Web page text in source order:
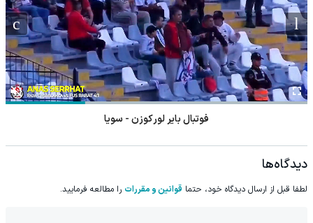
فوتبال بایر لورکوزن - سویا
دیدگاه‌ها
لطفا قبل از ارسال دیدگاه خود، حتما قوانین و مقررات را مطالعه فرمایید.